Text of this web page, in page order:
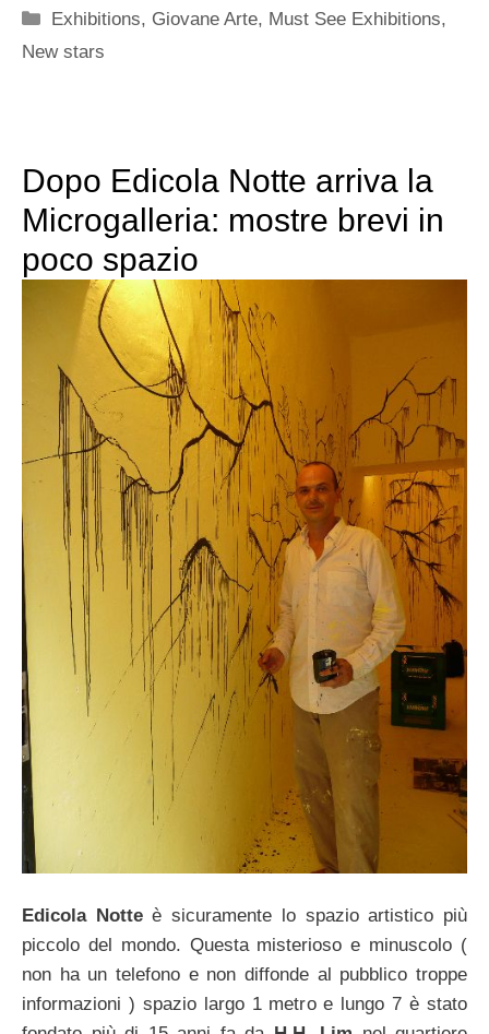
Categorie
Exhibitions, Giovane Arte, Must See Exhibitions,
New stars
Dopo Edicola Notte arriva la
Microgalleria: mostre brevi in
poco spazio
Edicola Notteè sicuramente lo spazio artistico più
piccolo del mondo. Questa misterioso e minuscolo (
non ha un telefono e non diffonde al pubblico troppe
informazioni ) spazio largo 1 metro e lungo 7 è stato